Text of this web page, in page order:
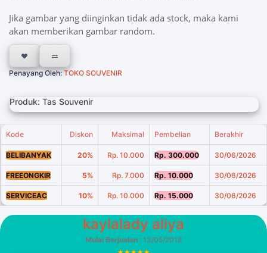
Jika gambar yang diinginkan tidak ada stock, maka kami
akan memberikan gambar random.
Penayang Oleh:TOKO SOUVENIR
Produk: Tas Souvenir
Kode Diskon Maksimal Pembelian Berakhir
BELIBANYAK 20% Rp. 10.000 Rp. 300.000 30/06/2026
FREEONGKIR 5% Rp. 7.000 Rp. 10.000 30/06/2026
SERVICEAC 10% Rp. 10.000 Rp. 15.000 30/06/2026
kaylalady aliya
Mulai Berjualan: 13/05/2018